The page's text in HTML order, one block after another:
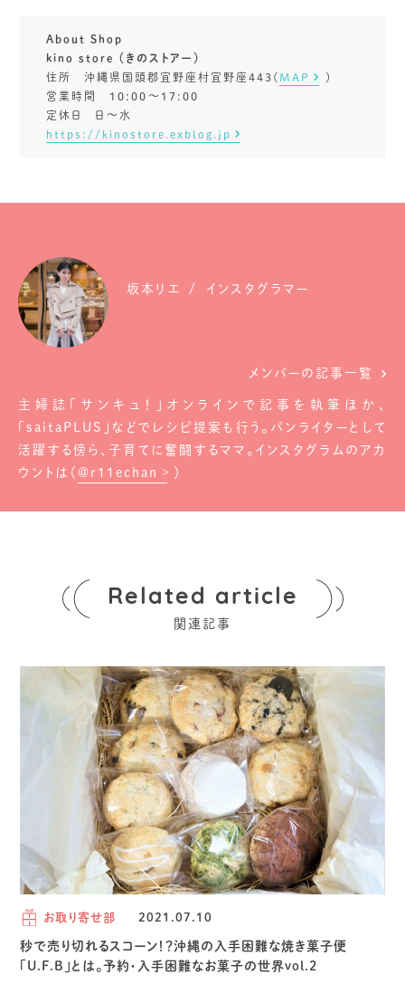
About Shop
kino store （きのストアー）
住所 沖縄県国頭郡宜野座村宜野座443( MAP
)
営業時間 10:00〜17:00
定休日 日～水
https://kinostore.exblog.jp
坂本リエ インスタグラマー
メンバーの記事一覧
主婦誌「サンキュ！」オンラインで記事を執筆ほか、
「saitaPLUS」などでレシピ提案も行う。パンライターとして
活躍する傍ら、子育てに奮闘するママ。インスタグラムのアカ
ウントは（ @r11echan ）
Related article
関連記事
お取り寄せ部 2021.07.10
秒で売り切れるスコーン！？沖縄の入手困難な焼き菓子便
「U.F.B」とは。予約・入手困難なお菓子の世界vol.2